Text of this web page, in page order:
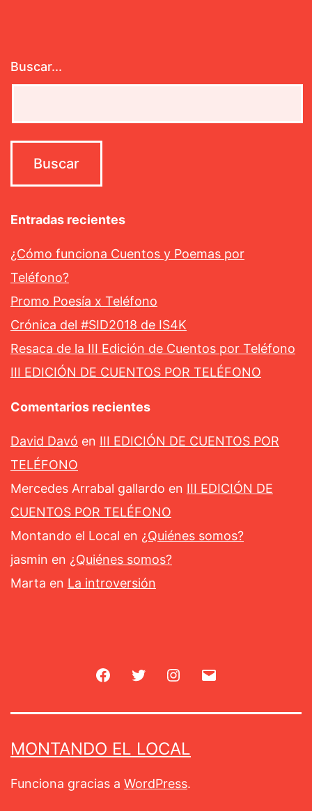
Buscar...
Entradas recientes
¿Cómo funciona Cuentos y Poemas por
Teléfono?
Promo Poesía x Teléfono
Crónica del #SID2018 de IS4K
Resaca de la III Edición de Cuentos por Teléfono
III EDICIÓN DE CUENTOS POR TELÉFONO
Comentarios recientes
David Davó en III EDICIÓN DE CUENTOS POR
TELÉFONO
Mercedes Arrabal gallardo en III EDICIÓN DE
CUENTOS POR TELÉFONO
Montando el Local en ¿Quiénes somos?
jasmin en ¿Quiénes somos?
Marta en La introversión
FacebookTwitter Instagram
MONTANDO EL LOCAL
Funciona gracias a WordPress.